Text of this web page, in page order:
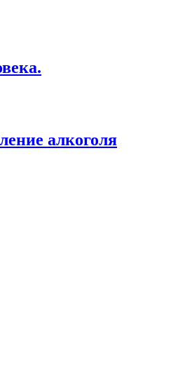
алкоголя